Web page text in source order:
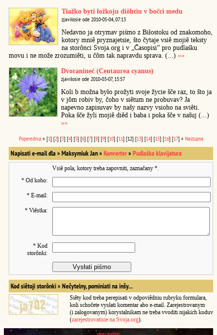
Tiažko byti łožkoju diôhtiu v bočci medu
zjaviłosie ode 2010-05-04, 07:13
Nedavno ja otrymav piśmo z Biłostoku od znakomoho,
kotory mniê pryznajetsie, što čytaje vsiê mojiê teksty
na storônci Svoja.org i v „Časopisi” pro pudlaśku
movu i ne može zrozumiêti, u čôm tak napravdu sprava. (...) »»
Dvoranineć (Centaurea cyanus)
zjaviłosie ode 2010-03-07, 15:57
Koli b možna było prožyti svoje žycie šče raz, to što ja
v jôm robiv by, čoho v siêtum ne probuvav? Ja
napevno zapisuvav by našy nazvy vsioho na sviêti.
Poka šče žyli mojiê diêd i baba i poka šče v našuj (...)
»»
Poperednia « [1] [2] [3] [4] [5] [6] [7] [8] [9] [10] [11] [12] [13] [14] [15] [16] [17] » Nastupna
Napisati e-mail dla » Maksymiuk Jan »Konverter»Pudlaśka klavijatura
Vsiê pola, kotory treba zapovniti, zaznačany *.
* Od koho:
* E-mail:
* Viêstka:
* Kod
storônki:
Kod siêtoji storônki »Nečytelny, pominiati na inšy...
Siêty kod treba perepisati v odpoviêdniu rubryku formulara,
koli schočete vysłati komentar abo e-mail. Zarejestrovanym
(i zalogovanym) korystalnikam ne treba vvoditi nijakich koduv
(zarejestrovatisie na Svoja.org).